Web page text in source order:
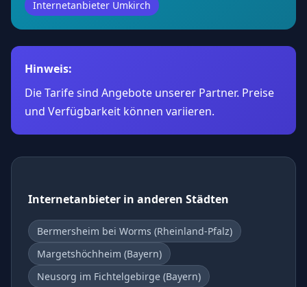
Internetanbieter Umkirch
Hinweis:
Die Tarife sind Angebote unserer Partner. Preise
und Verfügbarkeit können variieren.
Internetanbieter in anderen Städten
Bermersheim bei Worms (Rheinland-Pfalz)
Margetshöchheim (Bayern)
Neusorg im Fichtelgebirge (Bayern)